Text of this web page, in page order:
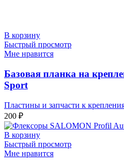
В корзину
Быстрый просмотр
Мне нравится
Базовая планка на
Sport
Пластины и запчасти к
200 ₽
В корзину
Быстрый просмотр
Мне нравится